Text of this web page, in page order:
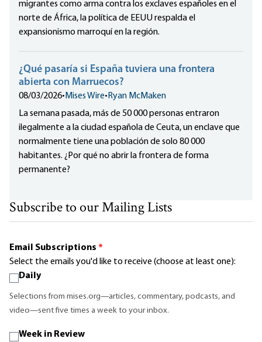
migrantes como arma contra los exclaves españoles en el
norte de África, la política de EEUU respalda el
expansionismo marroquí en la región.
¿Qué pasaría si España tuviera una frontera
abierta con Marruecos?
08/03/2026• Mises Wire• Ryan McMaken
La semana pasada, más de 50 000 personas entraron
ilegalmente a la ciudad española de Ceuta, un enclave que
normalmente tiene una población de solo 80 000
habitantes. ¿Por qué no abrir la frontera de forma
permanente?
Subscribe to our Mailing Lists
Email Subscriptions *
Select the emails you'd like to receive (choose at least one):
Daily
Selections from mises.org—articles, commentary, podcasts, and
video—sent five times a week to your inbox.
Week in Review